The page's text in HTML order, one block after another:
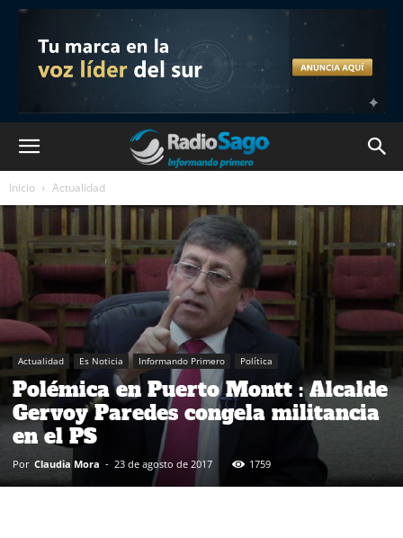
Inicio Actualidad
Actualidad Es Noticia Informando Primero Política
Polémica en Puerto Montt : Alcalde
Gervoy Paredes congela militancia
en el PS
Por Claudia Mora - 23 de agosto de 2017 1759